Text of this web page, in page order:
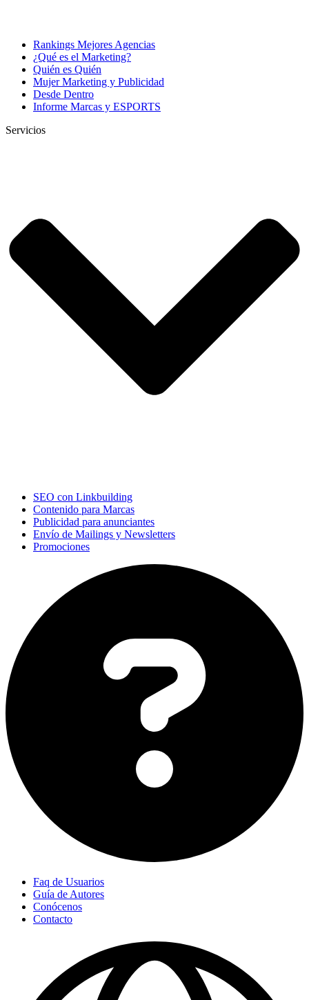
Rankings Mejores Agencias
¿Qué es el Marketing?
Quién es Quién
Mujer Marketing y Publicidad
Desde Dentro
Informe Marcas y ESPORTS
Servicios
SEO con Linkbuilding
Contenido para Marcas
Publicidad para anunciantes
Envío de Mailings y Newsletters
Promociones
Faq de Usuarios
Guía de Autores
Conócenos
Contacto